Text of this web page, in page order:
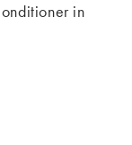
in